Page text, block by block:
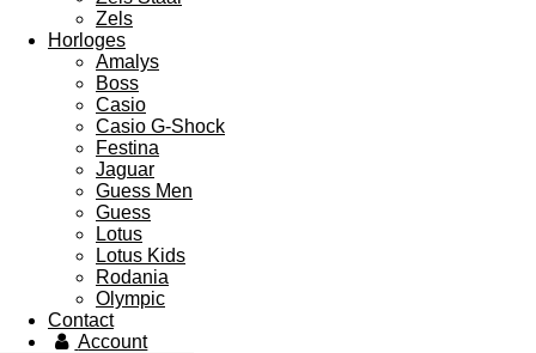
Zels
Horloges
Amalys
Boss
Casio
Casio G-Shock
Festina
Jaguar
Guess Men
Guess
Lotus
Lotus Kids
Rodania
Olympic
Contact
Account